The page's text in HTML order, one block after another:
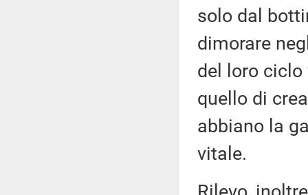
solo dal
dimorare
del loro ciclo
quello di
abbiano la
vitale.